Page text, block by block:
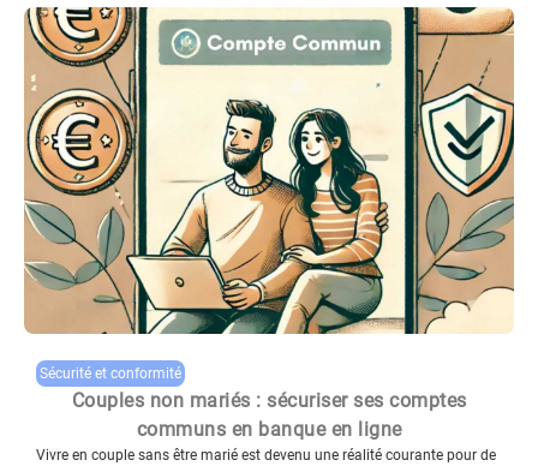
Sécurité et conformité
Couples non mariés : sécuriser ses comptes
communs en banque en ligne
Vivre en couple sans être marié est devenu une réalité courante pour de